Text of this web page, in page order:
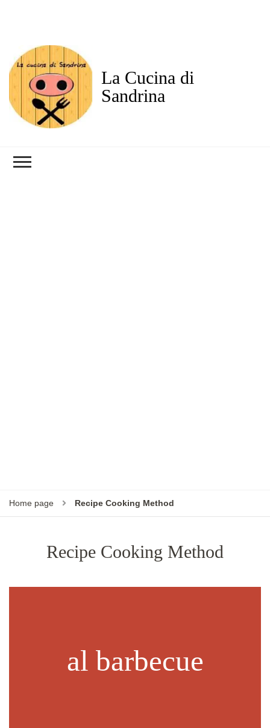
La Cucina di
Sandrina
Home page Recipe Cooking Method
Recipe Cooking Method
al barbecue